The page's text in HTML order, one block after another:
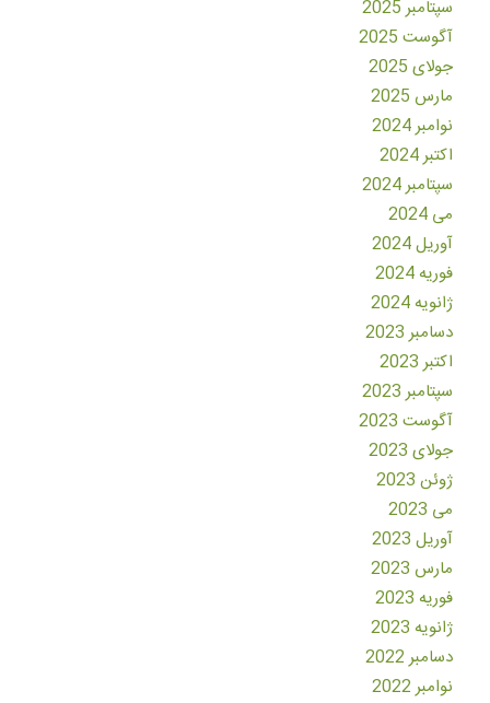
سپتامبر 2025
آگوست 2025
جولای 2025
مارس 2025
نوامبر 2024
اکتبر 2024
سپتامبر 2024
می 2024
آوریل 2024
فوریه 2024
ژانویه 2024
دسامبر 2023
اکتبر 2023
سپتامبر 2023
آگوست 2023
جولای 2023
ژوئن 2023
می 2023
آوریل 2023
مارس 2023
فوریه 2023
ژانویه 2023
دسامبر 2022
نوامبر 2022